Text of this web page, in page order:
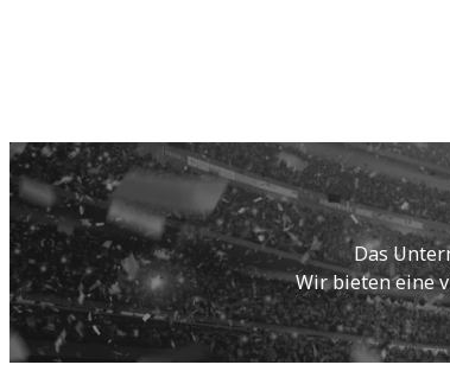
Das
Wir bieten eine